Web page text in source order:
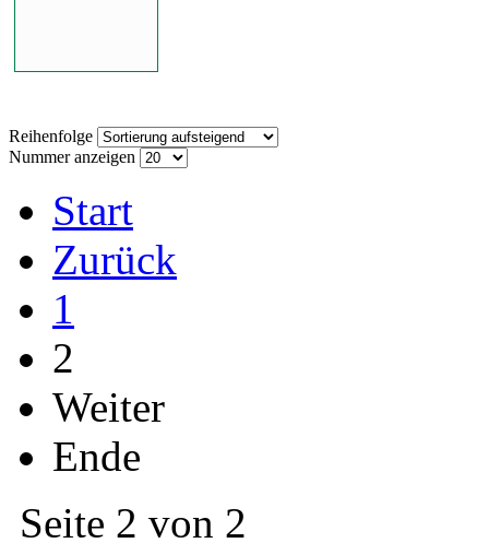
Reihenfolge
Nummer anzeigen
Start
Zurück
1
2
Weiter
Ende
Seite 2 von 2